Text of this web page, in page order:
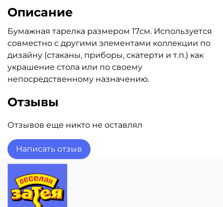
Описание
Бумажная тарелка размером 17см. Используется
совместно с другими элементами коллекции по
дизайну (стаканы, приборы, скатерти и т.п.) как
украшение стола или по своему
непосредственному назначению.
Отзывы
Отзывов еще никто не оставлял
Написать отзыв